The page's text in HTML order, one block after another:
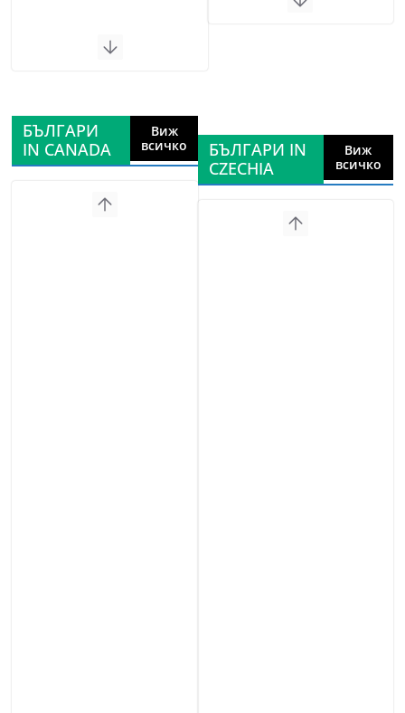
БЪЛГАРИ
IN CANADA
Виж
всичко
БЪЛГАРИ IN
CZECHIA
Виж
всичко